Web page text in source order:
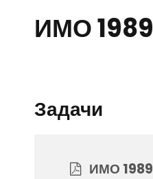
ИМО 1989
Задачи
ИМО 1989